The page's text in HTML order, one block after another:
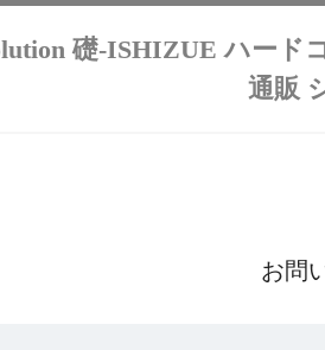
礎-ISHIZUE ハード
通販
お問